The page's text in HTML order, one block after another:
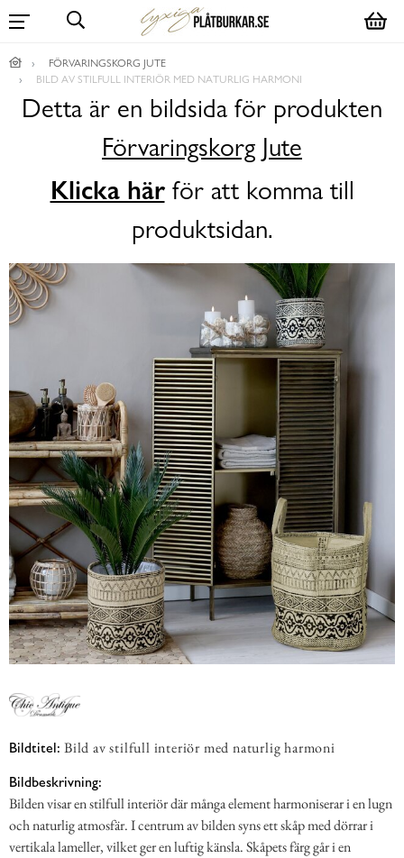
FÖRVARINGSKORG JUTE
BILD AV STILFULL INTERIÖR MED NATURLIG HARMONI
Detta är en bildsida för produkten
Förvaringskorg Jute
Klicka härför att komma till
produktsidan.
Bildtitel: Bild av stilfull interiör med naturlig harmoni
Bildbeskrivning:
Bilden visar en stilfull interiör där många element harmoniserar i en lugn
och naturlig atmosfär. I centrum av bilden syns ett skåp med dörrar i
vertikala lameller, vilket ger en luftig känsla. Skåpets färg går i en